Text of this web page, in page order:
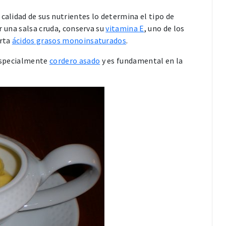
de sus nutrientes lo determina el tipo de
una salsa cruda, conserva suvitamina E, uno de los
ácidos grasos monoinsaturados.
cordero asado y es fundamental en la